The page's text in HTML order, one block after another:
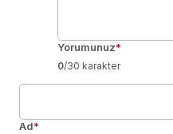
Yorumunuz*
0/30 karakter
Ad*